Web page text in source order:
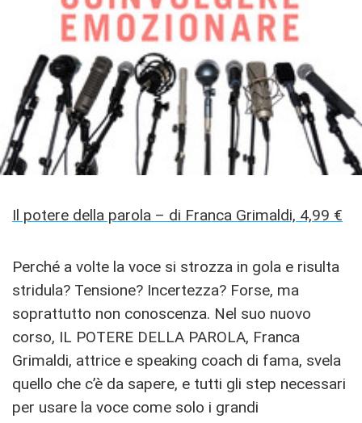
Il potere della parola – di Franca Grimaldi, 4,99 €
Perché a volte la voce si strozza in gola e risulta
stridula? Tensione? Incertezza? Forse, ma
soprattutto non conoscenza. Nel suo nuovo
corso, IL POTERE DELLA PAROLA, Franca
Grimaldi, attrice e speaking coach di fama, svela
quello che c’è da sapere, e tutti gli step necessari
per usare la voce come solo i grandi